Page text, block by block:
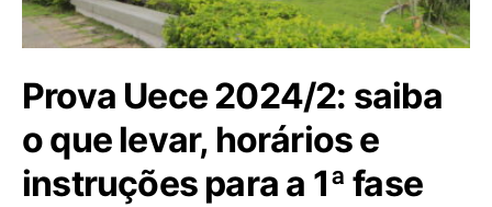
Prova Uece 2024/2: saiba
o que levar, horários e
instruções para a 1ª fase